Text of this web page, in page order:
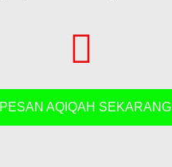
PESAN AQIQAH SEKARANG